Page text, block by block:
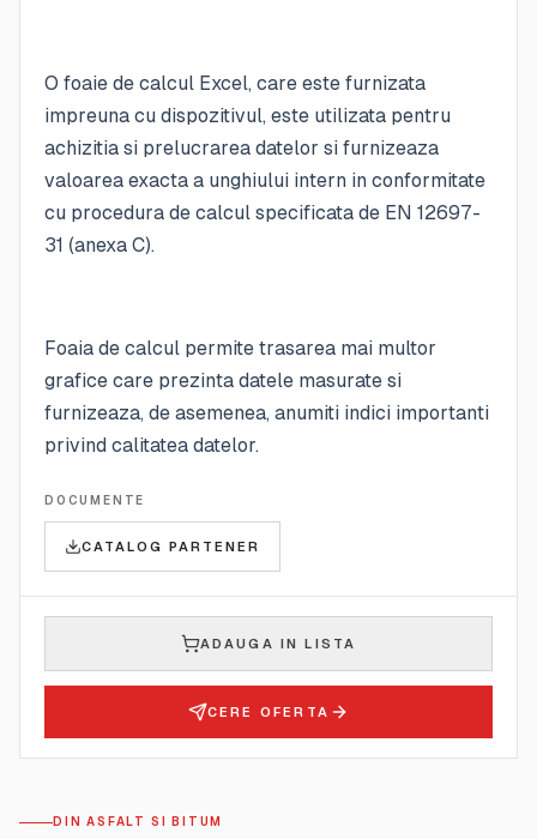
O foaie de calcul Excel, care este furnizata
impreuna cu dispozitivul, este utilizata pentru
achizitia si prelucrarea datelor si furnizeaza
valoarea exacta a unghiului intern in conformitate
cu procedura de calcul specificata de EN 12697-
31 (anexa C).
Foaia de calcul permite trasarea mai multor
grafice care prezinta datele masurate si
furnizeaza, de asemenea, anumiti indici importanti
privind calitatea datelor.
DOCUMENTE
CATALOG PARTENER
ADAUGA IN LISTA
CERE OFERTA
DIN ASFALT SI BITUM